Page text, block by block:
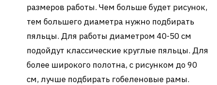
размеров работы. Чем больше будет рисунок,
тем большего диаметра нужно подбирать
пяльцы. Для работы диаметром 40-50 см
подойдут классические круглые пяльцы. Для
более широкого полотна, с рисунком до 90
см, лучше подбирать гобеленовые рамы.